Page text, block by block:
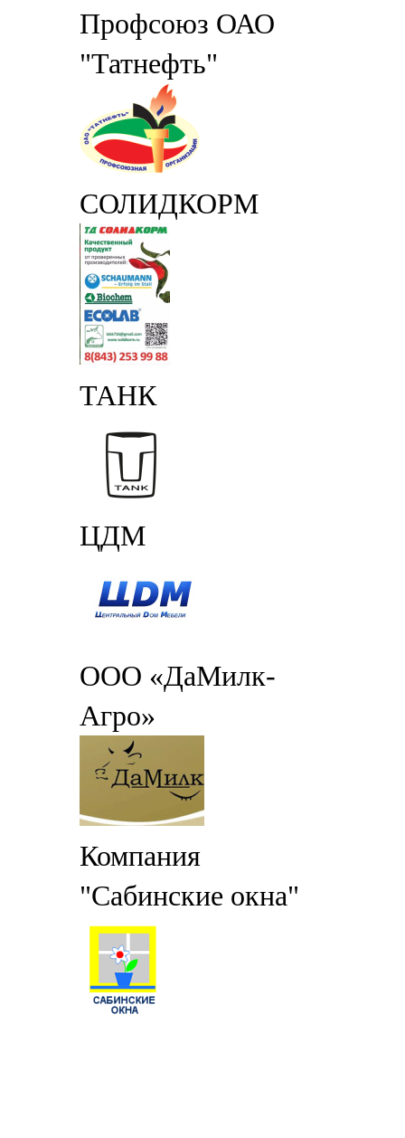
Профсоюз ОАО
"Татнефть"
СОЛИДКОРМ
ТАНК
ЦДМ
ООО «ДаМилк-
Агро»
Компания
"Сабинские окна"